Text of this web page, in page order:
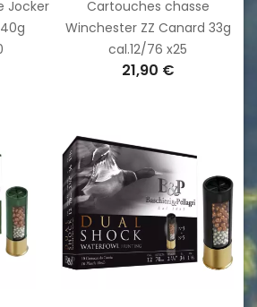
Jocker
40g
Cartouches chasse
Winchester ZZ Canard 33g
cal.12/76 x25
21,90 €